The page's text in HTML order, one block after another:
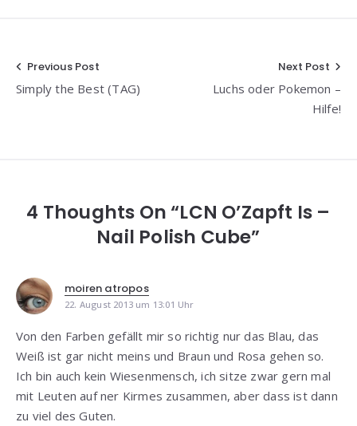
Beitragsnavigation
Previous Post
Simply the Best (TAG)
Next Post
Luchs oder Pokemon –
Hilfe!
4 Thoughts On “LCN O’Zapft Is –
Nail Polish Cube”
moiren atropos
22. August 2013 um 13:01 Uhr
Von den Farben gefällt mir so richtig nur das Blau, das
Weiß ist gar nicht meins und Braun und Rosa gehen so.
Ich bin auch kein Wiesenmensch, ich sitze zwar gern mal
mit Leuten auf ner Kirmes zusammen, aber dass ist dann
zu viel des Guten.